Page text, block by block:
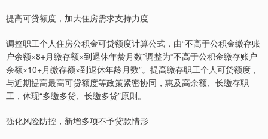
提高可贷额度，加大住房需求支持力度
调整职工个人住房公积金可贷额度计算公式，由“不高于公积金缴存账
户余额×8+月缴存额×到退休年龄月数”调整为“不高于公积金缴存账户
余额×10+月缴存额×到退休年龄月数”。提高缴存职工个人可贷额度，
与近期提高最高可贷额度等政策紧密协同，惠及高余额、长缴存职
工，体现“多缴多贷、长缴多贷”原则。
强化风险防控，新增多项不予贷款情形